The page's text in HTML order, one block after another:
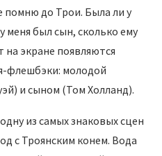
помню до Трои. Была ли у
меня был сын, сколько ему
на экране появляются
флешбэки: молодой
и сыном (Том Холланд).
из самых знаковых сцен
с Троянским конем. Вода